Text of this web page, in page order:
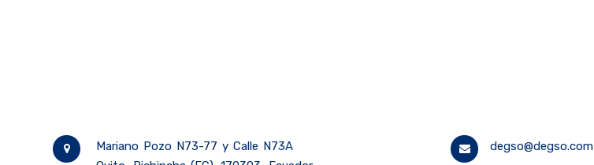
Mariano Pozo N73-77 y Calle N73A
degso@degso.com